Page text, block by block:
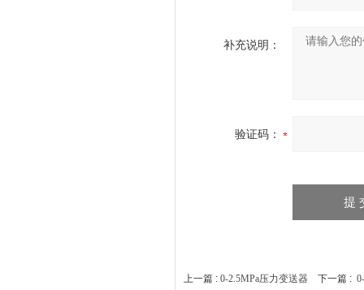
补充说明：
验证码：
上一篇 : 0-2.5MPa压力变送器 下一篇 :